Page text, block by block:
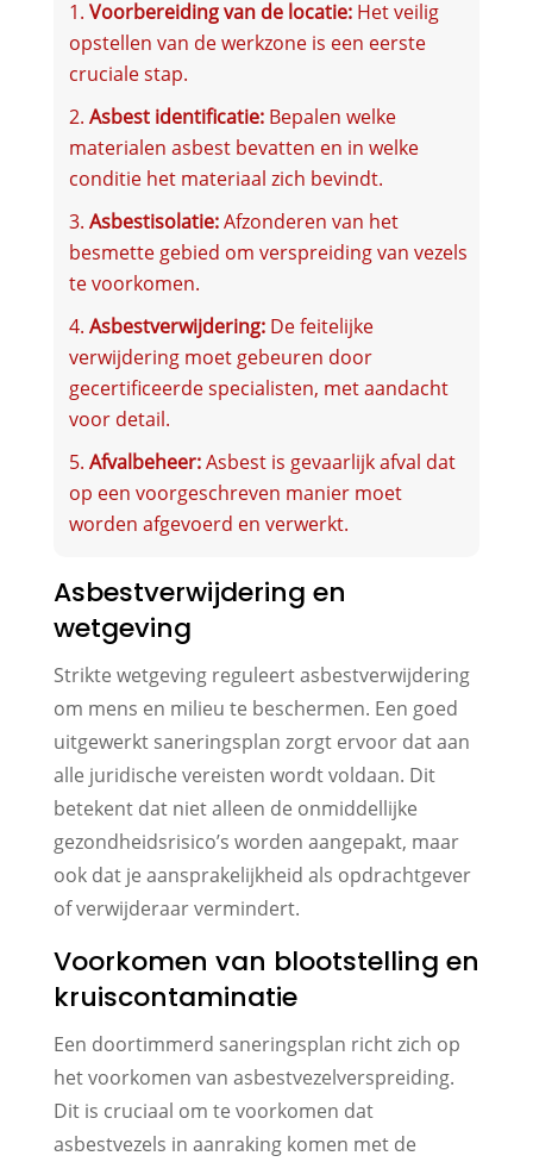
Voorbereiding van de locatie:Het veilig
opstellen van de werkzone is een eerste
cruciale stap.
Asbest identificatie:Bepalen welke
materialen asbest bevatten en in welke
conditie het materiaal zich bevindt.
Asbestisolatie:Afzonderen van het
besmette gebied om verspreiding van vezels
te voorkomen.
Asbestverwijdering:De feitelijke
verwijdering moet gebeuren door
gecertificeerde specialisten, met aandacht
voor detail.
Afvalbeheer:Asbest is gevaarlijk afval dat
op een voorgeschreven manier moet
worden afgevoerd en verwerkt.
Asbestverwijdering en
wetgeving
Strikte wetgeving reguleert asbestverwijdering
om mens en milieu te beschermen. Een goed
uitgewerkt saneringsplan zorgt ervoor dat aan
alle juridische vereisten wordt voldaan. Dit
betekent dat niet alleen de onmiddellijke
gezondheidsrisico’s worden aangepakt, maar
ook dat je aansprakelijkheid als opdrachtgever
of verwijderaar vermindert.
Voorkomen van blootstelling en
kruiscontaminatie
Een doortimmerd saneringsplan richt zich op
het voorkomen van asbestvezelverspreiding.
Dit is cruciaal om te voorkomen dat
asbestvezels in aanraking komen met de